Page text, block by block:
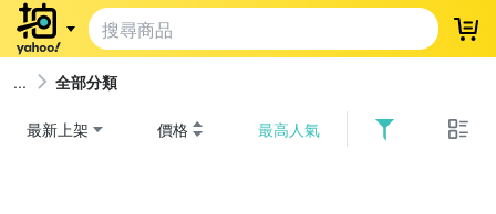
登
全部分類
最新上架 價格 最高人氣